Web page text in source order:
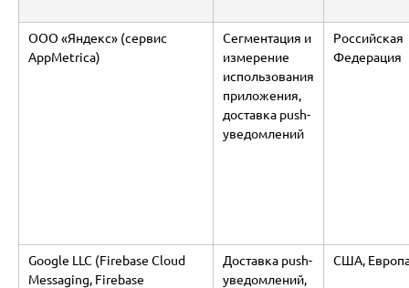
ООО «Яндекс» (сервис
AppMetrica)
Сегментация и
измерение
использования
приложения,
доставка push-
уведомлений
Российская
Федерация
Google LLC (Firebase Cloud
Messaging, Firebase
Доставка push-
уведомлений,
США,